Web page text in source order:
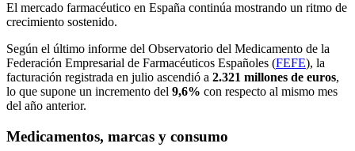
El mercado farmacéutico en España continúa mostrando un ritmo de
crecimiento sostenido.
Según el último informe del Observatorio del Medicamento de la
Federación Empresarial de Farmacéuticos Españoles (FEFE), la
facturación registrada en julio ascendió a 2.321 millones de euros,
lo que supone un incremento del 9,6% con respecto al mismo mes
del año anterior.
Medicamentos, marcas y consumo